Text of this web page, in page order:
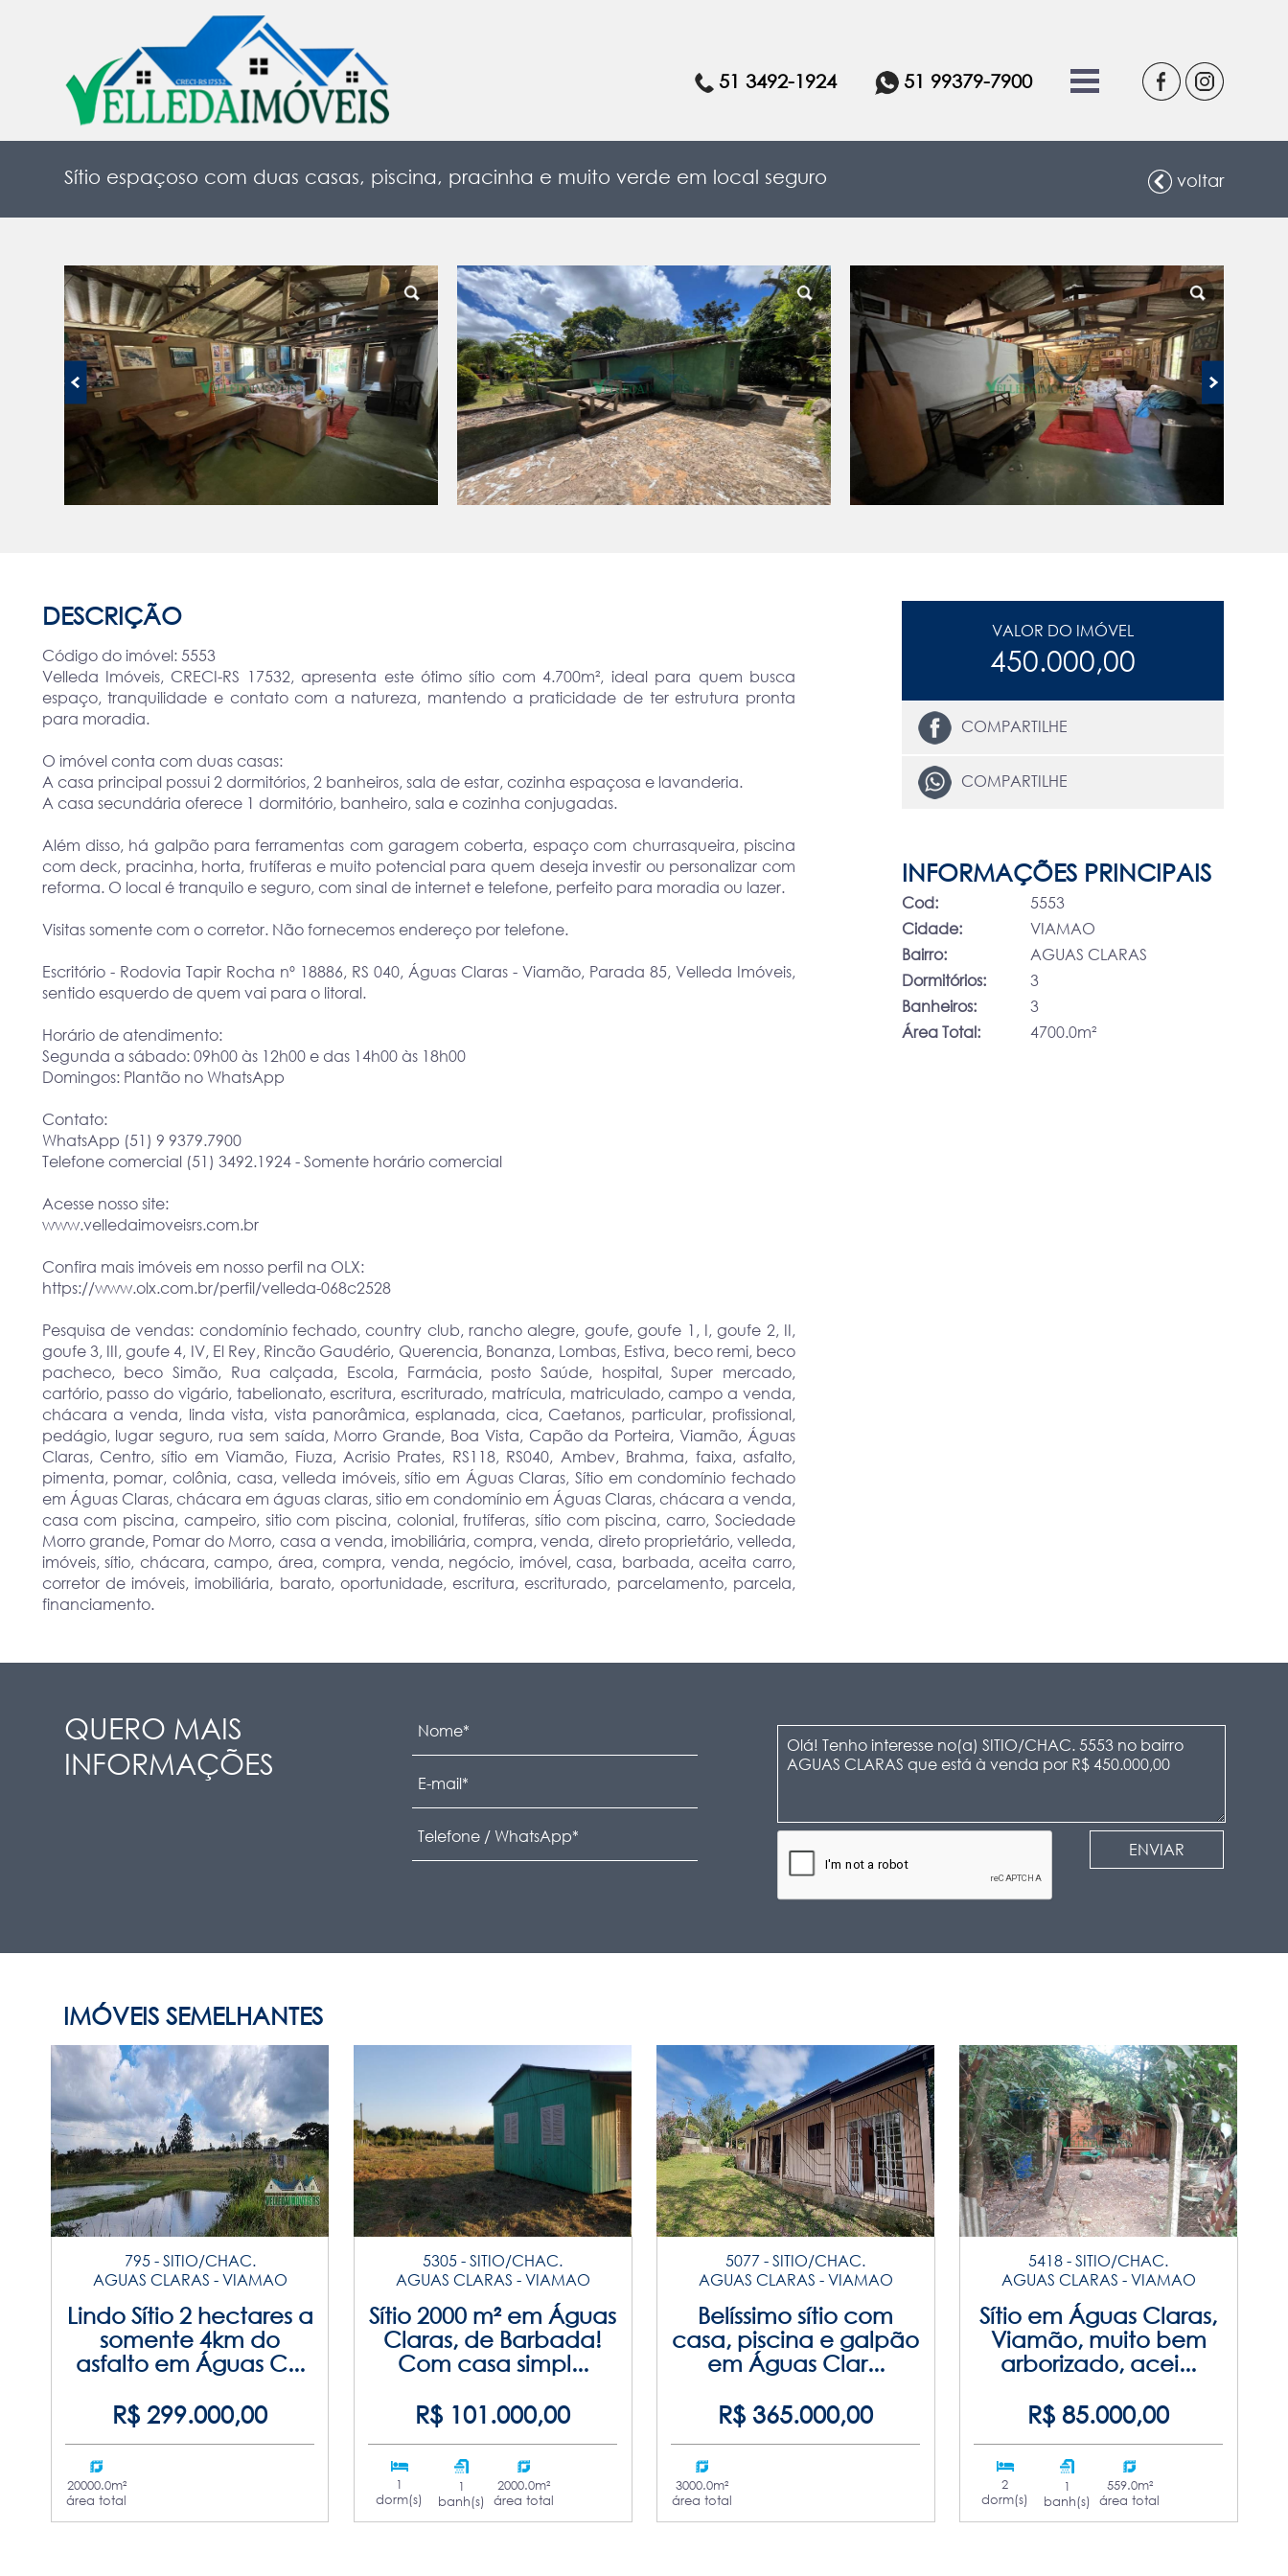
51 99379-7900
51 3492-1924
Sítio espaçoso com duas casas, piscina, pracinha e muito verde em local seguro voltar
DESCRIÇÃO
Código do imóvel: 5553
Velleda Imóveis, CRECI-RS 17532, apresenta este ótimo sítio com 4.700m², ideal para quem busca
espaço, tranquilidade e contato com a natureza, mantendo a praticidade de ter estrutura pronta
para moradia.
O imóvel conta com duas casas:
A casa principal possui 2 dormitórios, 2 banheiros, sala de estar, cozinha espaçosa e lavanderia.
A casa secundária oferece 1 dormitório, banheiro, sala e cozinha conjugadas.
Além disso, há galpão para ferramentas com garagem coberta, espaço com churrasqueira, piscina
com deck, pracinha, horta, frutíferas e muito potencial para quem deseja investir ou personalizar com
reforma. O local é tranquilo e seguro, com sinal de internet e telefone, perfeito para moradia ou lazer.
Visitas somente com o corretor. Não fornecemos endereço por telefone.
Escritório - Rodovia Tapir Rocha nº 18886, RS 040, Águas Claras - Viamão, Parada 85, Velleda Imóveis,
sentido esquerdo de quem vai para o litoral.
Horário de atendimento:
Segunda a sábado: 09h00 às 12h00 e das 14h00 às 18h00
Domingos: Plantão no WhatsApp
Contato:
WhatsApp (51) 9 9379.7900
Telefone comercial (51) 3492.1924 - Somente horário comercial
Acesse nosso site:
www.velledaimoveisrs.com.br
Confira mais imóveis em nosso perfil na OLX:
https://www.olx.com.br/perfil/velleda-068c2528
Pesquisa de vendas: condomínio fechado, country club, rancho alegre, goufe, goufe 1, I, goufe 2, II,
goufe 3, III, goufe 4, IV, El Rey, Rincão Gaudério, Querencia, Bonanza, Lombas, Estiva, beco remi, beco
pacheco, beco Simão, Rua calçada, Escola, Farmácia, posto Saúde, hospital, Super mercado,
cartório, passo do vigário, tabelionato, escritura, escriturado, matrícula, matriculado, campo a venda,
chácara a venda, linda vista, vista panorâmica, esplanada, cica, Caetanos, particular, profissional,
pedágio, lugar seguro, rua sem saída, Morro Grande, Boa Vista, Capão da Porteira, Viamão, Águas
Claras, Centro, sítio em Viamão, Fiuza, Acrisio Prates, RS118, RS040, Ambev, Brahma, faixa, asfalto,
pimenta, pomar, colônia, casa, velleda imóveis, sítio em Águas Claras, Sítio em condomínio fechado
em Águas Claras, chácara em águas claras, sitio em condomínio em Águas Claras, chácara a venda,
casa com piscina, campeiro, sitio com piscina, colonial, frutíferas, sítio com piscina, carro, Sociedade
Morro grande, Pomar do Morro, casa a venda, imobiliária, compra, venda, direto proprietário, velleda,
imóveis, sítio, chácara, campo, área, compra, venda, negócio, imóvel, casa, barbada, aceita carro,
corretor de imóveis, imobiliária, barato, oportunidade, escritura, escriturado, parcelamento, parcela,
financiamento.
VALOR DO IMÓVEL
450.000,00
COMPARTILHE
COMPARTILHE
INFORMAÇÕES PRINCIPAIS
Cod:
5553
Cidade:
VIAMAO
Bairro:
AGUAS CLARAS
Dormitórios:
3
Banheiros:
3
Área Total:
4700.0m²
QUERO MAIS
INFORMAÇÕES
IMÓVEIS SEMELHANTES
795 - SITIO/CHAC.
AGUAS CLARAS - VIAMAO
Lindo Sítio 2 hectares a
somente 4km do
asfalto em Águas C...
R$ 299.000,00
20000.0m²
área total
5305 - SITIO/CHAC.
AGUAS CLARAS - VIAMAO
Sítio 2000 m² em Águas
Claras, de Barbada!
Com casa simpl...
R$ 101.000,00
1
dorm(s)
1
banh(s)
2000.0m²
área total
5077 - SITIO/CHAC.
AGUAS CLARAS - VIAMAO
Belíssimo sítio com
casa, piscina e galpão
em Águas Clar...
R$ 365.000,00
3000.0m²
área total
5418 - SITIO/CHAC.
AGUAS CLARAS - VIAMAO
Sítio em Águas Claras,
Viamão, muito bem
arborizado, acei...
R$ 85.000,00
2
dorm(s)
1
banh(s)
559.0m²
área total